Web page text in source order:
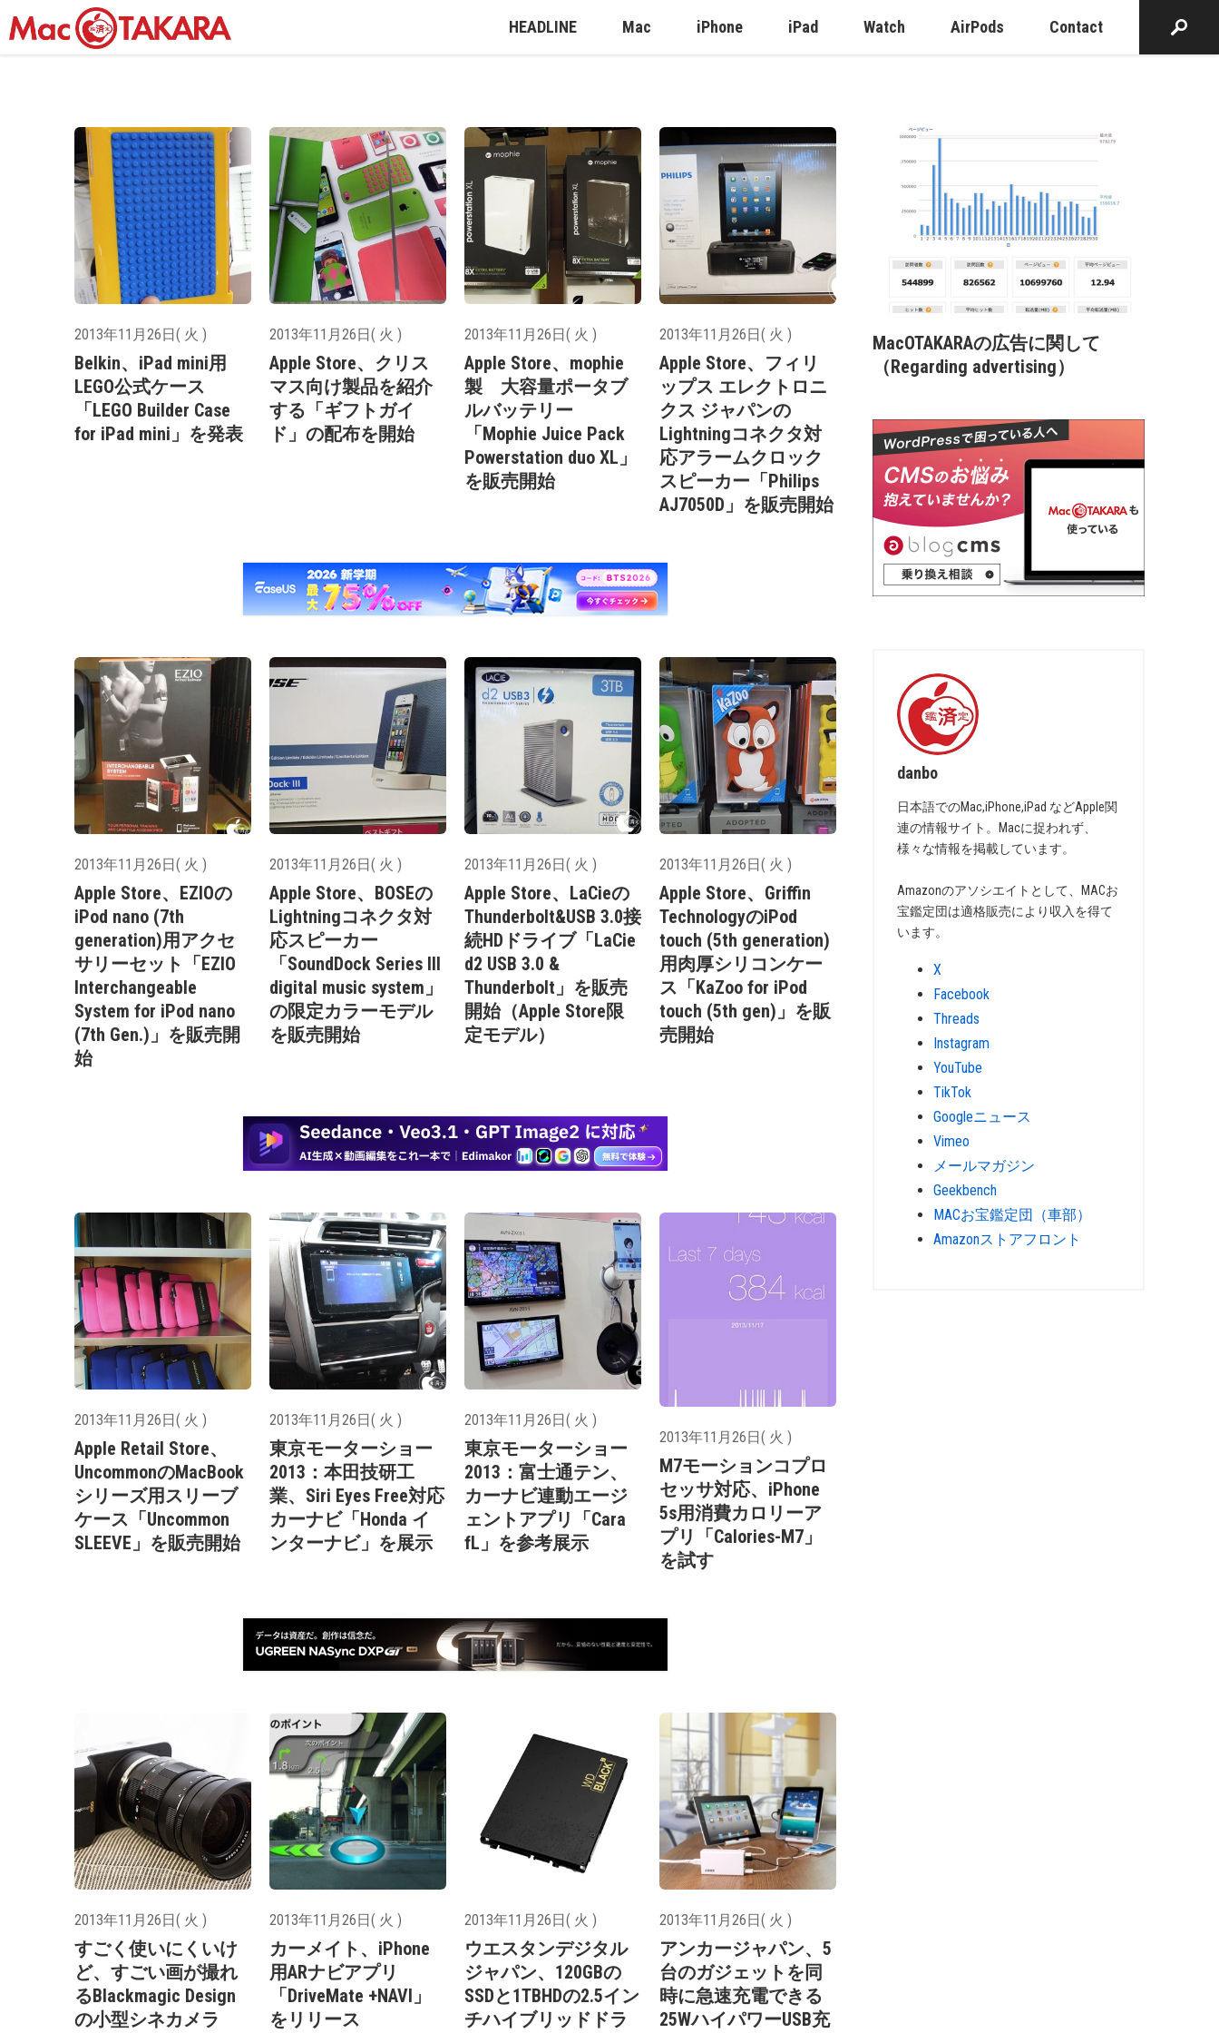
HEADLINE Mac iPhone iPad Watch AirPods Contact
2013年11月26日( 火 )
Belkin、iPad mini用
LEGO公式ケース
「LEGO Builder Case
for iPad mini」を発表
2013年11月26日( 火 )
Apple Store、クリス
マス向け製品を紹介
する「ギフトガイ
ド」の配布を開始
2013年11月26日( 火 )
Apple Store、mophie
製 大容量ポータブ
ルバッテリー
「Mophie Juice Pack
Powerstation duo XL」
を販売開始
2013年11月26日( 火 )
Apple Store、フィリ
ップス エレクトロニ
クス ジャパンの
Lightningコネクタ対
応アラームクロック
スピーカー「Philips
AJ7050D」を販売開始
2013年11月26日( 火 )
Apple Store、EZIOの
iPod nano (7th
generation)用アクセ
サリーセット「EZIO
Interchangeable
System for iPod nano
(7th Gen.)」を販売開
始
2013年11月26日( 火 )
Apple Store、BOSEの
Lightningコネクタ対
応スピーカー
「SoundDock Series III
digital music system」
の限定カラーモデル
を販売開始
2013年11月26日( 火 )
Apple Store、LaCieの
Thunderbolt&USB 3.0接
続HDドライブ「LaCie
d2 USB 3.0 &
Thunderbolt」を販売
開始（Apple Store限
定モデル）
2013年11月26日( 火 )
Apple Store、Griffin
TechnologyのiPod
touch (5th generation)
用肉厚シリコンケー
ス「KaZoo for iPod
touch (5th gen)」を販
売開始
2013年11月26日( 火 )
Apple Retail Store、
UncommonのMacBook
シリーズ用スリーブ
ケース「Uncommon
SLEEVE」を販売開始
2013年11月26日( 火 )
東京モーターショー
2013：本田技研工
業、Siri Eyes Free対応
カーナビ「Honda イ
ンターナビ」を展示
2013年11月26日( 火 )
東京モーターショー
2013：富士通テン、
カーナビ連動エージ
ェントアプリ「Cara
fL」を参考展示
2013年11月26日( 火 )
M7モーションコプロ
セッサ対応、iPhone
5s用消費カロリーア
プリ「Calories-M7」
を試す
2013年11月26日( 火 )
すごく使いにくいけ
ど、すごい画が撮れ
るBlackmagic Design
の小型シネカメラ
2013年11月26日( 火 )
カーメイト、iPhone
用ARナビアプリ
「DriveMate +NAVI」
をリリース
2013年11月26日( 火 )
ウエスタンデジタル
ジャパン、120GBの
SSDと1TBHDの2.5イン
チハイブリッドドラ
2013年11月26日( 火 )
アンカージャパン、5
台のガジェットを同
時に急速充電できる
25WハイパワーUSB充
MacOTAKARAの広告に関して
（Regarding advertising）
danbo
日本語でのMac,iPhone,iPad などApple関
連の情報サイト。Macに捉われず、
様々な情報を掲載しています。
Amazonのアソシエイトとして、MACお
宝鑑定団は適格販売により収入を得て
います。
X
Facebook
Threads
Instagram
YouTube
TikTok
Googleニュース
Vimeo
メールマガジン
Geekbench
MACお宝鑑定団（車部）
Amazonストアフロント